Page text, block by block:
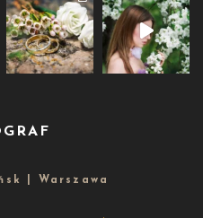
| Warszawa